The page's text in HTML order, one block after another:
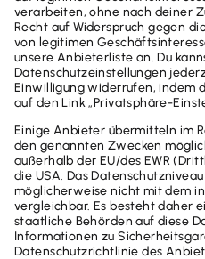
Schlagwörter
Außergewöhnliche Belastungen